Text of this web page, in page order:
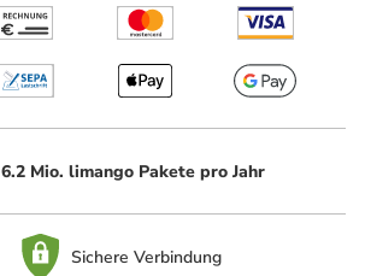
6.2 Mio. limango Pakete pro Jahr
Sichere Verbindung